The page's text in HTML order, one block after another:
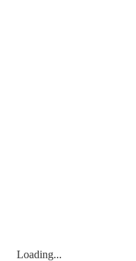
Loading...
Loading...